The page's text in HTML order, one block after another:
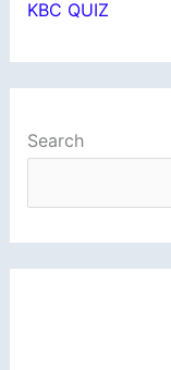
KBC QUIZ
Search